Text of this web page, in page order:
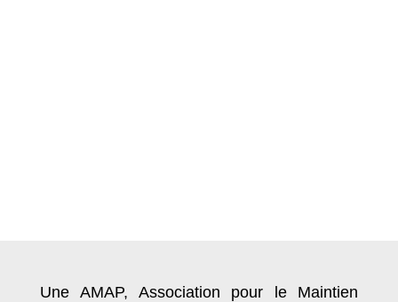
Une AMAP, Association pour le Maintien